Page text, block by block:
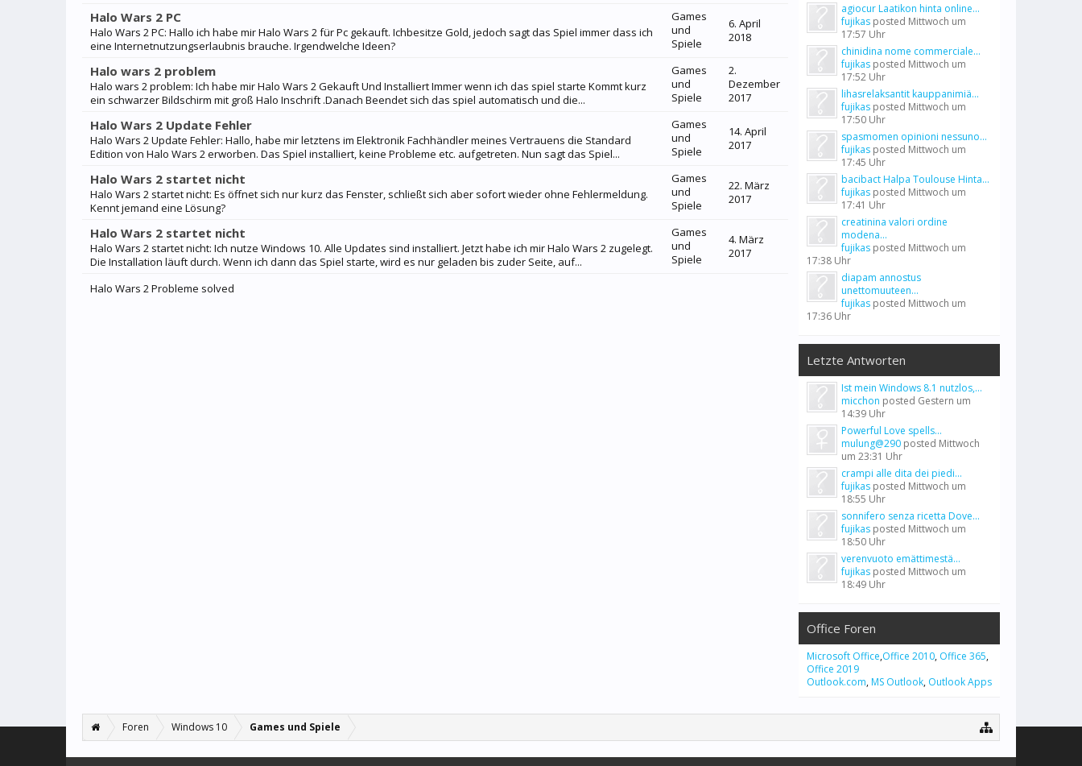
Halo Wars 2 PC
Halo Wars 2 PC: Hallo ich habe mir Halo Wars 2 für Pc gekauft. Ichbesitze Gold, jedoch sagt das Spiel immer dass ich
eine Internetnutzungserlaubnis brauche. Irgendwelche Ideen?
Games
und
Spiele
6. April
2018
Halo wars 2 problem
Halo wars 2 problem: Ich habe mir Halo Wars 2 Gekauft Und Installiert Immer wenn ich das spiel starte Kommt kurz
ein schwarzer Bildschirm mit groß Halo Inschrift .Danach Beendet sich das spiel automatisch und die...
Games
und
Spiele
2.
Dezember
2017
Halo Wars 2 Update Fehler
Halo Wars 2 Update Fehler: Hallo, habe mir letztens im Elektronik Fachhändler meines Vertrauens die Standard
Edition von Halo Wars 2 erworben. Das Spiel installiert, keine Probleme etc. aufgetreten. Nun sagt das Spiel...
Games
und
Spiele
14. April
2017
Halo Wars 2 startet nicht
Halo Wars 2 startet nicht: Es öffnet sich nur kurz das Fenster, schließt sich aber sofort wieder ohne Fehlermeldung.
Kennt jemand eine Lösung?
Games
und
Spiele
22. März
2017
Halo Wars 2 startet nicht
Halo Wars 2 startet nicht: Ich nutze Windows 10. Alle Updates sind installiert. Jetzt habe ich mir Halo Wars 2 zugelegt.
Die Installation läuft durch. Wenn ich dann das Spiel starte, wird es nur geladen bis zuder Seite, auf...
Games
und
Spiele
4. März
2017
Halo Wars 2 Probleme solved
agiocur Laatikon hinta online...
fujikas posted Mittwoch um
17:57 Uhr
chinidina nome commerciale...
fujikas posted Mittwoch um
17:52 Uhr
lihasrelaksantit kauppanimiä...
fujikas posted Mittwoch um
17:50 Uhr
spasmomen opinioni nessuno...
fujikas posted Mittwoch um
17:45 Uhr
bacibact Halpa Toulouse Hinta...
fujikas posted Mittwoch um
17:41 Uhr
creatinina valori ordine
modena...
fujikas posted Mittwoch um
17:38 Uhr
diapam annostus
unettomuuteen...
fujikas posted Mittwoch um
17:36 Uhr
Letzte Antworten
Ist mein Windows 8.1 nutzlos,...
micchon posted Gestern um
14:39 Uhr
Powerful Love spells...
mulung@290 posted Mittwoch
um 23:31 Uhr
crampi alle dita dei piedi...
fujikas posted Mittwoch um
18:55 Uhr
sonnifero senza ricetta Dove...
fujikas posted Mittwoch um
18:50 Uhr
verenvuoto emättimestä...
fujikas posted Mittwoch um
18:49 Uhr
Office Foren
Microsoft Office,Office 2010, Office 365,
Office 2019
Outlook.com, MS Outlook, Outlook Apps
Foren Windows 10 Games und Spiele